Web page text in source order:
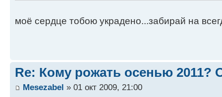
моё сердце тобою украдено...забирай на
Re: Кому рожать осенью 2011?
Mesezabel » 01 окт 2009, 21:00